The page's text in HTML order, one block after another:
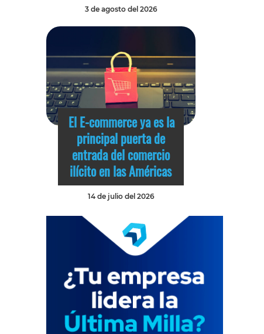
3 de agosto del 2026
El E-commerce ya es la
principal puerta de
entrada del comercio
ilícito en las Américas
14 de julio del 2026